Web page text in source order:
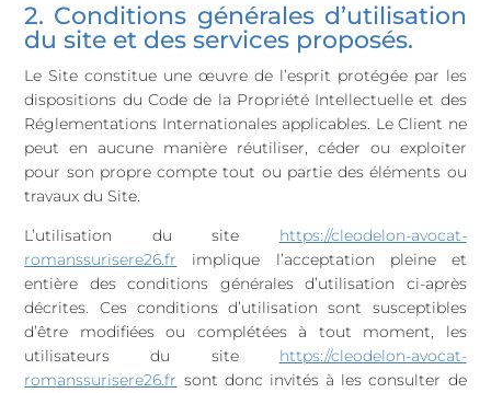
2. Conditions générales d’utilisation
du site et des services proposés.
Le Site constitue une œuvre de l’esprit protégée par les
dispositions du Code de la Propriété Intellectuelle et des
Réglementations Internationales applicables. Le Client ne
peut en aucune manière réutiliser, céder ou exploiter
pour son propre compte tout ou partie des éléments ou
travaux du Site.
L’utilisation du site
https://cleodelon-avocat-
romanssurisere26.fr
implique l’acceptation pleine et
entière des conditions générales d’utilisation ci-après
décrites. Ces conditions d’utilisation sont susceptibles
d’être modifiées ou complétées à tout moment, les
utilisateurs du site
https://cleodelon-avocat-
romanssurisere26.fr sont donc invités à les consulter de